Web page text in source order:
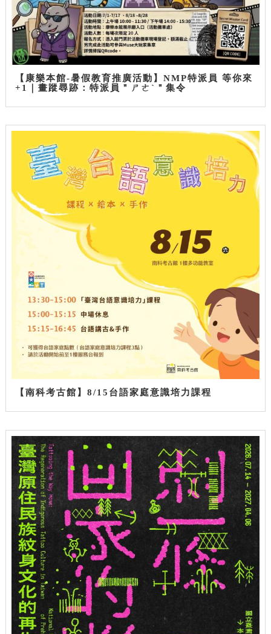
【康樂本館-暑假教育推廣活動】NMP特派員 等你來
+1｜畫蹤尋跡：特派員＂ㄕㄜˋ＂集令
【南科考古館】8/15台語家庭意識培力課程